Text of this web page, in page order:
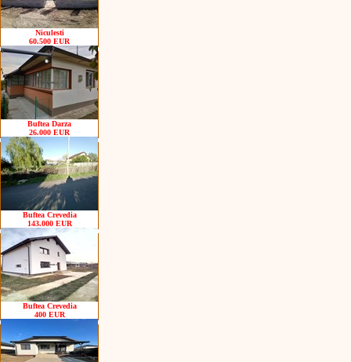
Niculesti
60.500 EUR
Buftea Darza
26.000 EUR
Buftea Crevedia
143.000 EUR
Buftea Crevedia
400 EUR